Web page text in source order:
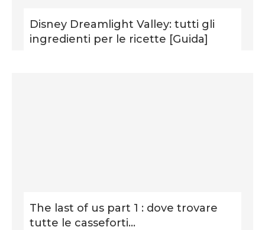
Disney Dreamlight Valley: tutti gli
ingredienti per le ricette [Guida]
The last of us part 1 : dove trovare
tutte le casseforti...